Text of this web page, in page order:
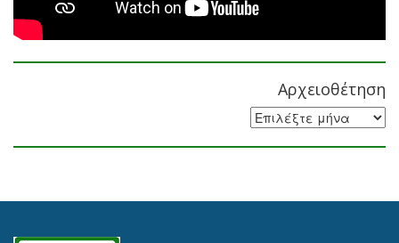
Αρχειοθέτηση
Αρχειοθέτηση